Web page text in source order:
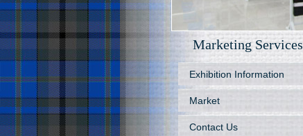
Marketing Services
Exhibition Information
Market
Contact Us